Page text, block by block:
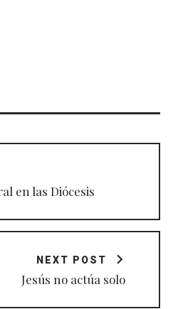
en las Diócesis
NEXT POST
Jesús no actúa solo